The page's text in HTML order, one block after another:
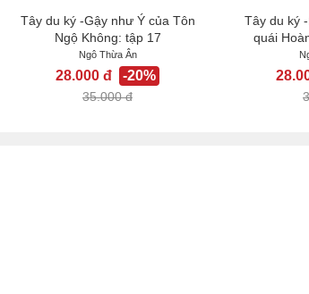
Tây du ký -Gậy như Ý của Tôn
Ngộ Không: tập 17
Ngô Thừa Ân
28.000 đ -20%
35.000 đ
Tây du ký
quái